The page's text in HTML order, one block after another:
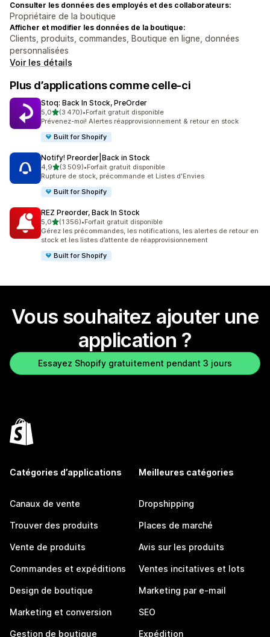
Consulter les données des employés et des collaborateurs:
Propriétaire de la boutique
Afficher et modifier les données de la boutique:
Clients, produits, commandes, Boutique en ligne, données
personnalisées
Voir les détails
Plus d’applications comme celle-ci
Stoq: Back In Stock, PreOrder
5,0étoile(s) sur 5
(3 470)
3470 avis au total
•Forfait gratuit disponible
Prévenez-moi! Alertes réapprovisionnement & retour en stock
Built for Shopify
Notify! Preorder|Back in Stock
4,9étoile(s) sur 5
(3 509)
3509 avis au total
•Forfait gratuit disponible
Rupture de stock, précommande et Listes d'Envies
Built for Shopify
REZ Preorder, Back In Stock
5,0étoile(s) sur 5
(1 356)
1356 avis au total
•Forfait gratuit disponible
Gérez les précommandes, les notifications, les alertes de retour en
stock et les listes d’attente de réapprovisionnement
Built for Shopify
Vous souhaitez ajouter une
application ?
Essayez Shopify gratuitement pendant 3 jours
Catégories d’applications
Canaux de vente
Trouver des produits
Vente de produits
Commandes et expéditions
Design de boutique
Marketing et conversion
Gestion de boutique
Meilleures catégories
Dropshipping
Places de marché
Avis sur les produits
Ventes incitatives et lots
Marketing par e-mail
SEO
Expédition